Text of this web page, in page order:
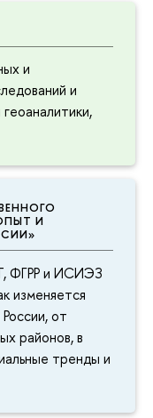
и
и
И
ФГРР и ИСИЭЗ
изменяется
от
районов, в
тренды и